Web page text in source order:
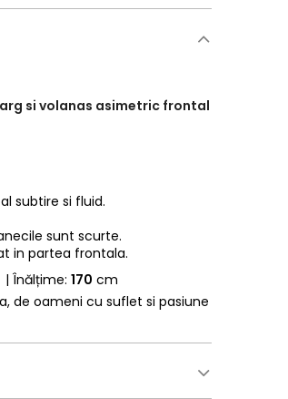
si volanas asimetric frontal
subtire si fluid.
sunt scurte.
in partea frontala.
| Înălțime:170 cm
de oameni cu suflet si pasiune